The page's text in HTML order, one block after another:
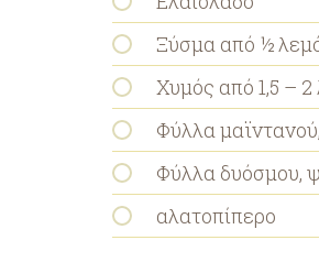
Ξύσμα από ½
Χυμός από 1,5 – 2
Φύλλα μαϊντανού,
Φύλλα δυόσμου,
αλατοπίπερο